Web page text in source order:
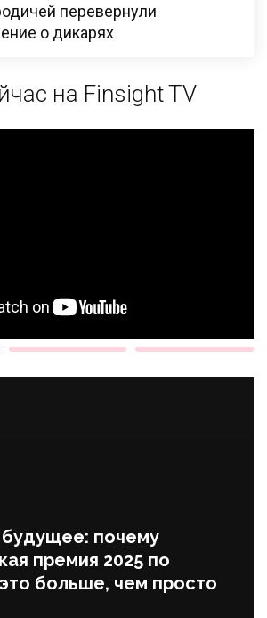
перевернули
о дикарях
на Finsight TV
будущее: почему
премия 2025 по
больше, чем просто